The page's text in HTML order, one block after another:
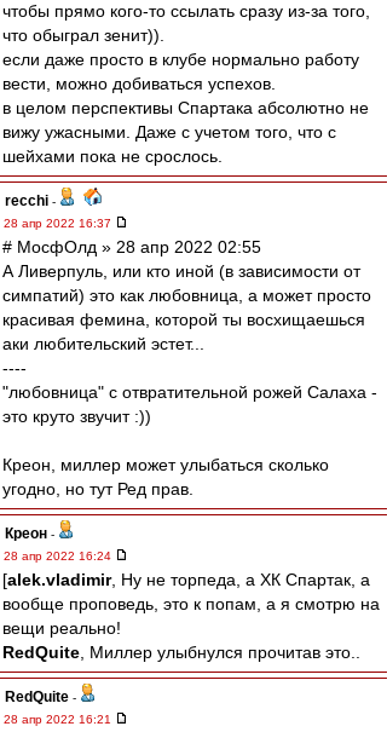
чтобы прямо кого-то ссылать сразу из-за того,
что обыграл зенит)).
если даже просто в клубе нормально работу
вести, можно добиваться успехов.
в целом перспективы Спартака абсолютно не
вижу ужасными. Даже с учетом того, что с
шейхами пока не срослось.
recchi -
28 апр 2022 16:37
# МосфОлд » 28 апр 2022 02:55
А Ливерпуль, или кто иной (в зависимости от
симпатий) это как любовница, а может просто
красивая фемина, которой ты восхищаешься
аки любительский эстет...
----
"любовница" с отвратительной рожей Салаха -
это круто звучит :))
Креон, миллер может улыбаться сколько
угодно, но тут Ред прав.
Креон -
28 апр 2022 16:24
[alek.vladimir, Ну не торпеда, а ХК Спартак, а
вообще проповедь, это к попам, а я смотрю на
вещи реально!
RedQuite , Миллер улыбнулся прочитав это..
RedQuite -
28 апр 2022 16:21